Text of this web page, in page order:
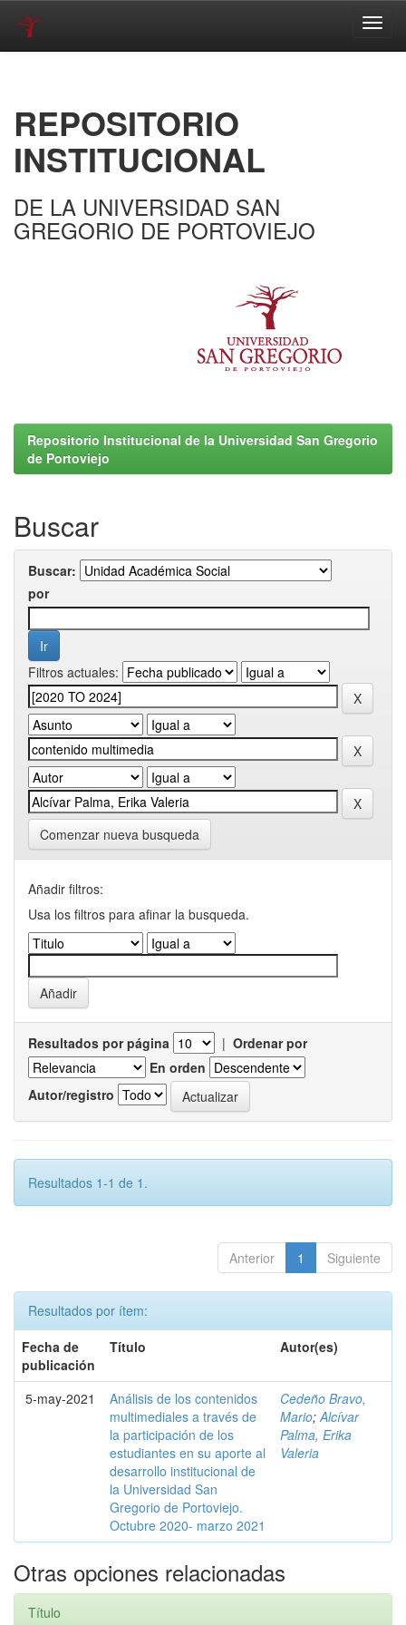
REPOSITORIO
INSTITUCIONAL
DE LA UNIVERSIDAD SAN
GREGORIO DE PORTOVIEJO
Repositorio Institucional de la Universidad San Gregorio
de Portoviejo
Buscar
Buscar:
por
Filtros actuales:
Comenzar nueva busqueda
Añadir filtros:
Usa los filtros para afinar la busqueda.
Resultados por página | Ordenar por
En orden
Autor/registro
Resultados 1-1 de 1.
Anterior 1 Siguiente
Resultados por ítem:
Fecha de
publicación
Título Autor(es)
5-may-2021
Análisis de los contenidos
multimediales a través de
la participación de los
estudiantes en su aporte al
desarrollo institucional de
la Universidad San
Gregorio de Portoviejo.
Octubre 2020- marzo 2021
Cedeño Bravo,
Mario;Alcívar
Palma, Erika
Valeria
Otras opciones relacionadas
Título